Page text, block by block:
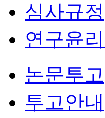
심사규정
연구윤
논문투고
투고안내